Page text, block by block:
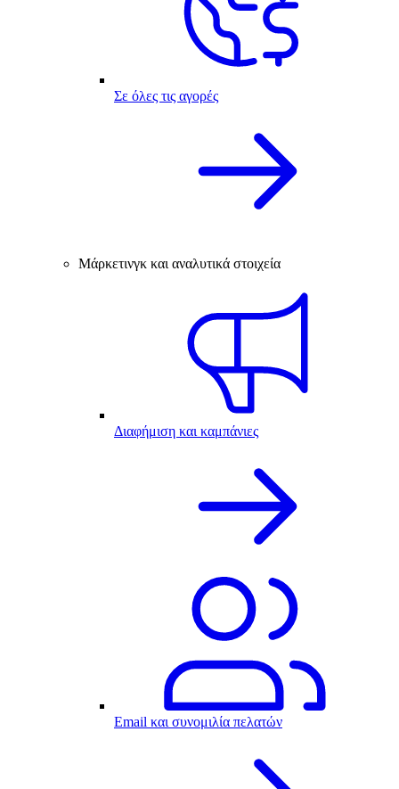
Σε όλες τις αγορές
Μάρκετινγκ και αναλυτικά στοιχεία
Διαφήμιση και καμπάνιες
Email και συνομιλία πελατών